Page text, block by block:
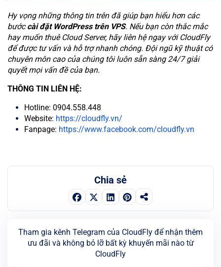
Hy vọng những thông tin trên đã giúp bạn hiểu hơn các
bướccài đặt WordPress trên VPS. Nếu bạn còn thắc mắc
hay muốn thuê Cloud Server, hãy liên hệ ngay với CloudFly
để được tư vấn và hỗ trợ nhanh chóng. Đội ngũ kỹ thuật có
chuyên môn cao của chúng tôi luôn sẵn sàng 24/7 giải
quyết mọi vấn đề của bạn.
THÔNG TIN LIÊN HỆ:
Hotline: 0904.558.448
Website: https://cloudfly.vn/
Fanpage: https://www.facebook.com/cloudfly.vn
Chia sẻ
Tham gia kênh Telegram của CloudFly để nhận thêm
ưu đãi và không bỏ lỡ bất kỳ khuyến mãi nào từ
CloudFly